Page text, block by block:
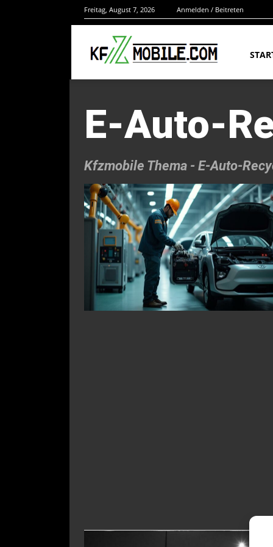
Freitag, August 7, 2026 Anmelden / Beitreten
E-Auto-
Kfzmobile Thema - E-Auto-